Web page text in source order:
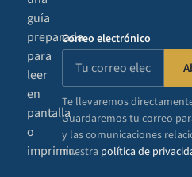
guía
preparada
para
leer
en
pantalla
o
imprimir.
Correo electrónico
Te llevaremos
Guardaremos tu correo
y las comunicaciones
nuestra política de